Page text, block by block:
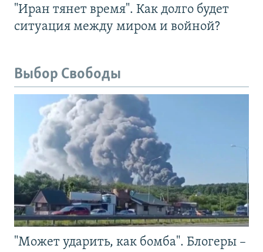
"Иран тянет время". Как долго будет
ситуация между миром и войной?
Выбор Свободы
"Может ударить, как бомба". Блогеры –